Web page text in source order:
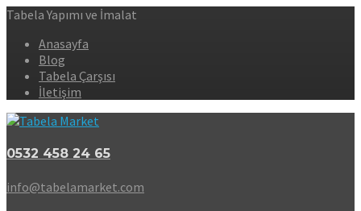
Tabela Yapımı ve İmalat
Anasayfa
Blog
Tabela Çarşısı
İletişim
0532 458 24 65
info@tabelamarket.com